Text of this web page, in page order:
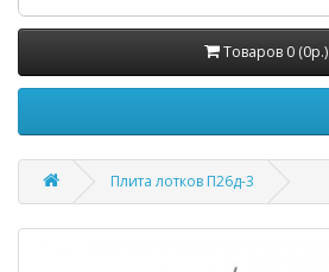
Товаров 0 (0р.)
Плита лотков П26д-3